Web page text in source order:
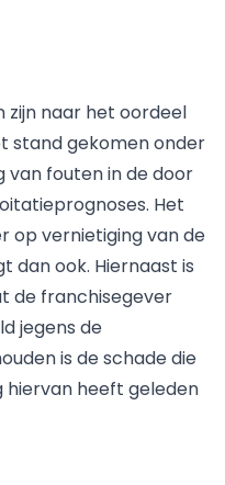
zijn naar het oordeel
stand gekomen onder
van fouten in de door
Het
op vernietiging van de
dan ook. Hiernaast is
de franchisegever
jegens de
is de schade die
hiervan heeft geleden